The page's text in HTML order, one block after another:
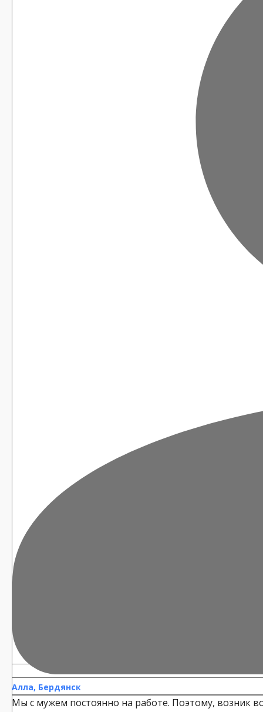
Алла, Бердянск
Мы с мужем постоянно на работе. Поэтому, возник